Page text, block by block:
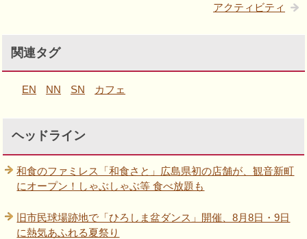
アクティビティ
関連タグ
EN NN SN カフェ
ヘッドライン
和食のファミレス「和食さと」広島県初の店舗が、観音新町
にオープン！しゃぶしゃぶ等 食べ放題も
旧市民球場跡地で「ひろしま盆ダンス」開催、8月8日・9日
に熱気あふれる夏祭り